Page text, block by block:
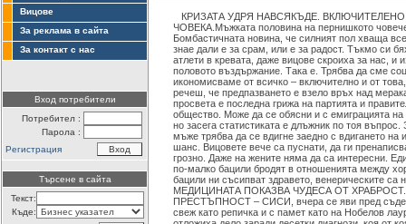
Вицове
За реклама в сайта
За контакт с нас
Вход потребители
Потребител :
Парола :
Регистрация
Търсене в сайта
Текст:
Къде:
КРИЗАТА УДРЯ НАВСЯКЪДЕ.
ЧОВЕКА.Мъжката половина на пернишкото
Бомбастичната новина, че силният пол хваща
знае дали е за срам, или е за радост. Тъкмо си
атлети в кревата, даже вицове скроиха за нас, и
половото въздържание. Така е. Трябва да сме
икономисваме от всичко – включително и от
речеш, че предпазването е взело връх над
просвета е последна грижа на партията и
общество. Може да се обясни и с емиграцията
но засега статистиката е длъжник по тоя
мъже трябва да се вдигне заедно с вдигането
шанс. Вицовете вече са пуснати, да ги
грозно. Даже на жените няма да са интересни.
по-малко бацили бродят в отношенията между
бацили ни съсипват здравето, венерическите са
МЕДИЦИНАТА ПОКАЗВА ЧУДЕСА ОТ
ПРЕСТЪПНОСТ – СИСИ, вчера се яви пред
свеж като репичка и с памет като на Нобелов